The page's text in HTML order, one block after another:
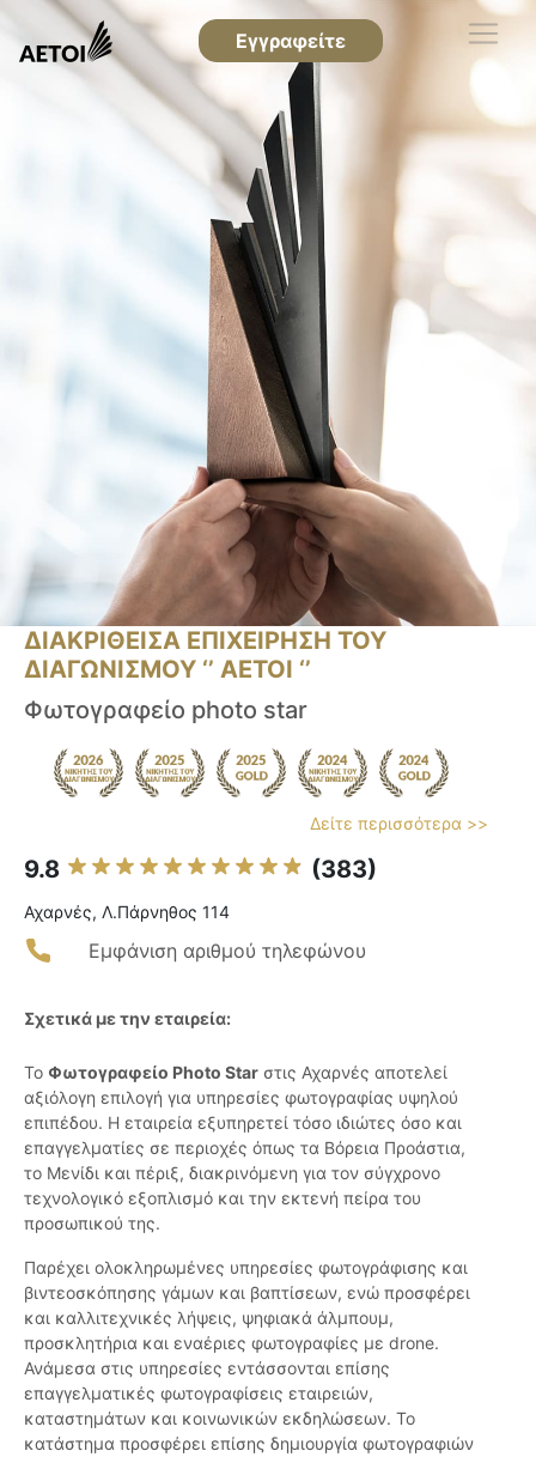
Εγγραφείτε
ΔΙΑΚΡΙΘΕΙΣΑ ΕΠΙΧΕΙΡΗΣΗ ΤΟΥ
ΔΙΑΓΩΝΙΣΜΟΥ ‘’ ΑΕΤΟΙ ‘’
Φωτογραφείο photo star
Δείτε περισσότερα >>
9.8 (383)
Αχαρνές, Λ.Πάρνηθος 114
Εμφάνιση αριθμού τηλεφώνου
Σχετικά με την εταιρεία:
Το Φωτογραφείο Photo Star στις Αχαρνές αποτελεί
αξιόλογη επιλογή για υπηρεσίες φωτογραφίας υψηλού
επιπέδου. Η εταιρεία εξυπηρετεί τόσο ιδιώτες όσο και
επαγγελματίες σε περιοχές όπως τα Βόρεια Προάστια,
το Μενίδι και πέριξ, διακρινόμενη για τον σύγχρονο
τεχνολογικό εξοπλισμό και την εκτενή πείρα του
προσωπικού της.
Παρέχει ολοκληρωμένες υπηρεσίες φωτογράφισης και
βιντεοσκόπησης γάμων και βαπτίσεων, ενώ προσφέρει
και καλλιτεχνικές λήψεις, ψηφιακά άλμπουμ,
προσκλητήρια και εναέριες φωτογραφίες με drone.
Ανάμεσα στις υπηρεσίες εντάσσονται επίσης
επαγγελματικές φωτογραφίσεις εταιρειών,
καταστημάτων και κοινωνικών εκδηλώσεων. Το
κατάστημα προσφέρει επίσης δημιουργία φωτογραφιών